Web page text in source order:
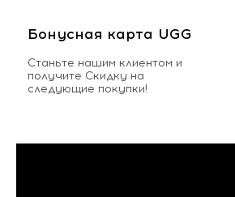
Бонусная карта UGG
Станьте нашим клиентом и
получите Скидку на
следующие покупки!